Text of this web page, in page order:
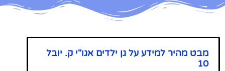
מבט מהיר למידע על גן ילדים אגו"י ק. יובל
10